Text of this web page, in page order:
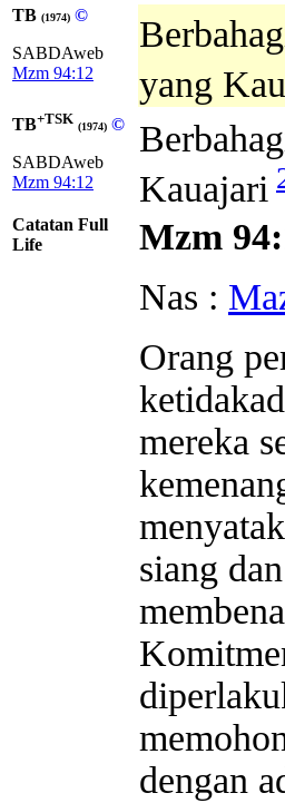
TB (1974) ©
SABDAweb
Mzm 94:12
yang
TB+TSK (1974) ©
SABDAweb
Mzm 94:12
Kauajari
Catatan Full
Life
Mzm
Nas :
Orang
mereka
siang
dengan